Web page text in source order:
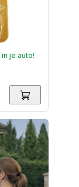
in je auto!